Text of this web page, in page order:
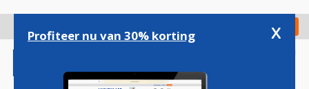
gaan
Check in
Profiteer nu van 30% korting x